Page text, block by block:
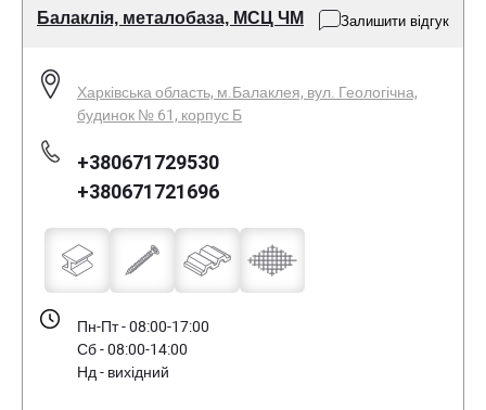
Балаклія, металобаза, МСЦ ЧМ Залишити відгук
Харківська область, м.Балаклея, вул. Геологічна,
будинок № 61, корпус Б
+380671729530
+380671721696
Пн-Пт - 08:00-17:00
Сб - 08:00-14:00
Нд - вихідний